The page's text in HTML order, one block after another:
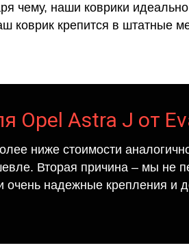
чему, наши коврики
коврик крепится в штатные
Opel Astra J от
ниже стоимости
Вторая причина – мы не
надежные крепления и